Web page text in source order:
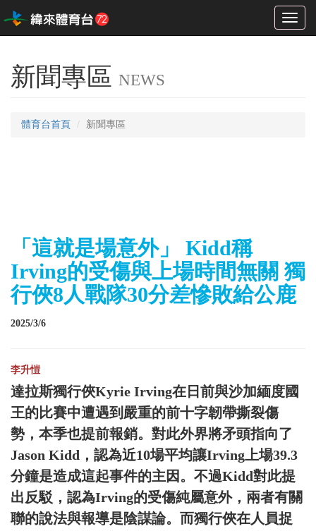
Toggle
新聞專區 NEWS
體育台首頁 新聞專區
「這就是場意外」 Kidd稱
Irving的受傷與上場時間無關 獨
行俠8人戰隊30分差慘敗給公鹿
2025/3/6
李升愷
達拉斯獨行俠Kyrie Irving在日前與沙加緬度國
王的比賽中遭遇到嚴重的前十字韌帶撕裂傷
勢，本季也提前報銷。對此外界將矛頭指向了
Jason Kidd，認為近10場平均讓Irving上場39.3
分鐘是造成這起事件的主因。不過Kidd對此提
出反駁，認為Irving的受傷純屬意外，兩者有關
聯的說法與報導是陰謀論。而獨行俠在人員捉